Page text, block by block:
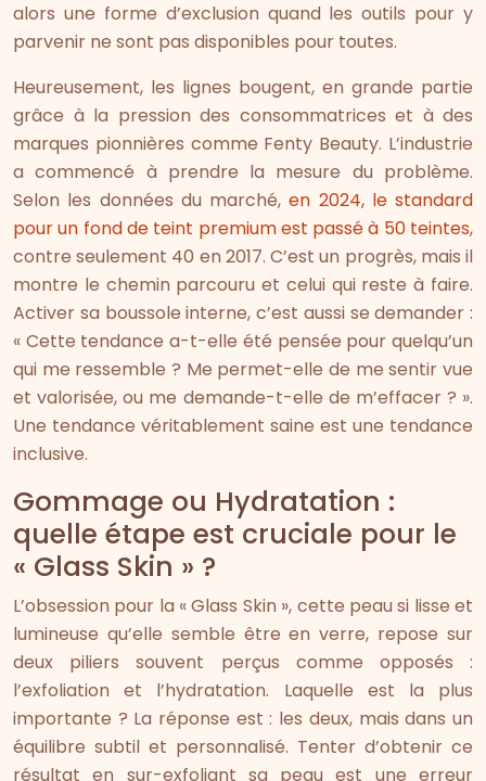
alors une forme d’exclusion quand les outils pour y
parvenir ne sont pas disponibles pour toutes.
Heureusement, les lignes bougent, en grande partie
grâce à la pression des consommatrices et à des
marques pionnières comme Fenty Beauty. L’industrie
a commencé à prendre la mesure du problème.
Selon les données du marché,en 2024, le standard
pour un fond de teint premium est passé à 50 teintes,
contre seulement 40 en 2017. C’est un progrès, mais il
montre le chemin parcouru et celui qui reste à faire.
Activer sa boussole interne, c’est aussi se demander :
« Cette tendance a-t-elle été pensée pour quelqu’un
qui me ressemble ? Me permet-elle de me sentir vue
et valorisée, ou me demande-t-elle de m’effacer ? ».
Une tendance véritablement saine est une tendance
inclusive.
Gommage ou Hydratation :
quelle étape est cruciale pour le
« Glass Skin » ?
L’obsession pour la « Glass Skin », cette peau si lisse et
lumineuse qu’elle semble être en verre, repose sur
deux piliers souvent perçus comme opposés :
l’exfoliation et l’hydratation. Laquelle est la plus
importante ? La réponse est : les deux, mais dans un
équilibre subtil et personnalisé. Tenter d’obtenir ce
résultat en sur-exfoliant sa peau est une erreur